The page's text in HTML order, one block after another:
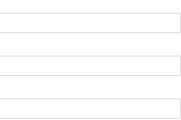
320時間と、合計1000時間以上の教育を
若手の人材確保に繋がります。
般的ですので、BIM人材を教育してご紹介
せフォームからご連絡下さい。